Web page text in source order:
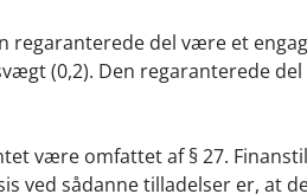
regaranterede del være et
(0,2). Den regaranterede del
være omfattet af § 27.
ved sådanne tilladelser er, at